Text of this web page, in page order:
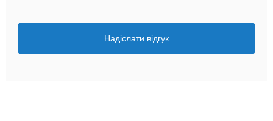
Надіслати відгук